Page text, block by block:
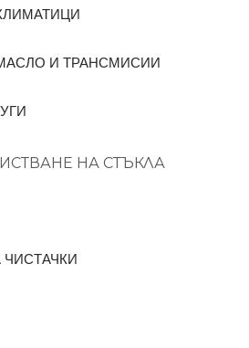
И ТРАНСМИСИИ
НА СТЪКЛА